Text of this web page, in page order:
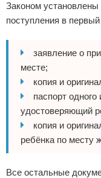
Законом
поступления в
заявление о
месте;
копия и
паспорт одного
удостоверяющий
копия и
ребёнка по месту
Все остальные